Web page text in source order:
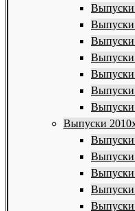
Выпуски
Выпуски
Выпуски
Выпуски
Выпуски
Выпуски
Выпуски
Выпуски
Выпуски
Выпуски
Выпуски
Выпуски
Выпуски